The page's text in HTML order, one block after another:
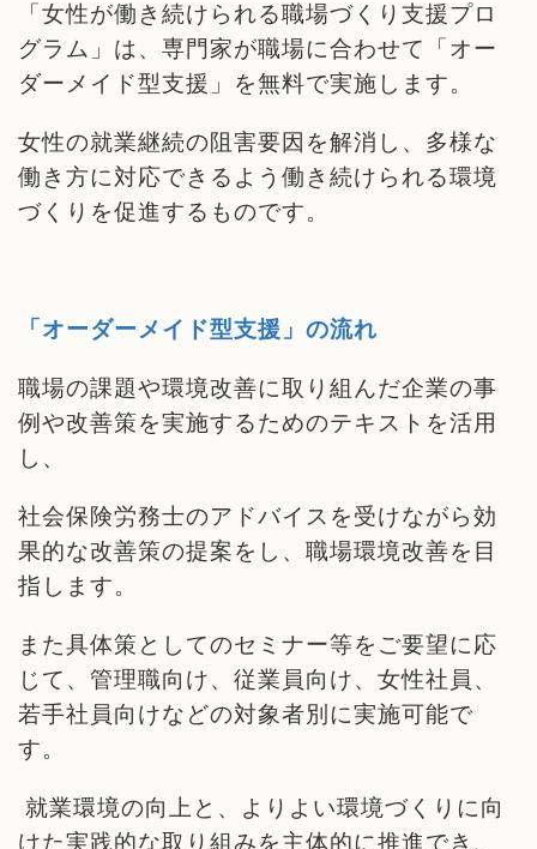
「女性が働き続けられる職場づくり支援プロ
グラム」は、専門家が職場に合わせて「オー
ダーメイド型支援」を無料で実施します。
女性の就業継続の阻害要因を解消し、多様な
働き方に対応できるよう働き続けられる環境
づくりを促進するものです。
「オーダーメイド型支援」の流れ
職場の課題や環境改善に取り組んだ企業の事
例や改善策を実施するためのテキストを活用
し、
社会保険労務士のアドバイスを受けながら効
果的な改善策の提案をし、職場環境改善を目
指します。
また具体策としてのセミナー等をご要望に応
じて、管理職向け、従業員向け、女性社員、
若手社員向けなどの対象者別に実施可能で
す。
就業環境の向上と、よりよい環境づくりに向
けた実践的な取り組みを主体的に推進でき、